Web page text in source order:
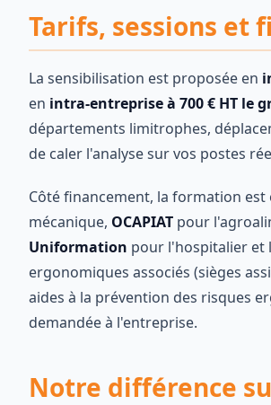
Tarifs, sessions et
La sensibilisation est proposée en
en intra-entreprise à 700 € HT le
départements limitrophes,
de caler l'analyse sur vos postes
Côté financement, la formation est
mécanique, OCAPIAT pour
Uniformation pour l'hospitalier et
ergonomiques associés (sièges
aides à la prévention des risques
demandée à l'entreprise.
Notre différence